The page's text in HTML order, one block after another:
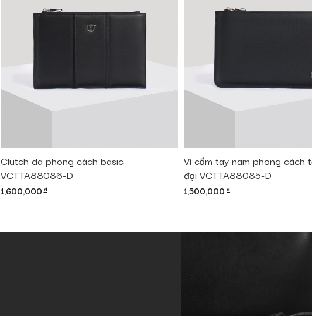
Clutch da phong cách basic
VCTTA88086-D
1,600,000đ
Ví cầm tay nam phong cách
đại VCTTA88085-D
1,500,000 đ